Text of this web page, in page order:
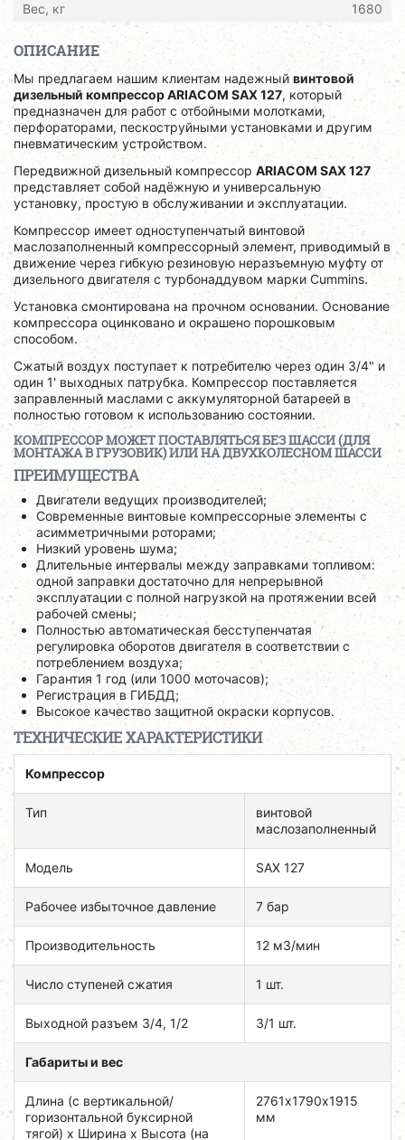
Вес, кг
1680
ОПИСАНИЕ
Мы предлагаем нашим клиентам надежныйвинтовой
дизельный компрессор ARIACOM SAX 127, который
предназначен для работ с отбойными молотками,
перфораторами, пескоструйными установками и другим
пневматическим устройством.
Передвижной дизельный компрессор ARIACOM SAX 127
представляет собой надёжную и универсальную
установку, простую в обслуживании и эксплуатации.
Компрессор имеет одноступенчатый винтовой
маслозаполненный компрессорный элемент, приводимый в
движение через гибкую резиновую неразъемную муфту от
дизельного двигателя с турбонаддувом марки Cummins.
Установка смонтирована на прочном основании. Основание
компрессора оцинковано и окрашено порошковым
способом.
Сжатый воздух поступает к потребителю через один 3/4" и
один 1' выходных патрубка. Компрессор поставляется
заправленный маслами с аккумуляторной батареей в
полностью готовом к использованию состоянии.
КОМПРЕССОР МОЖЕТ ПОСТАВЛЯТЬСЯ БЕЗ ШАССИ (ДЛЯ
МОНТАЖА В ГРУЗОВИК) ИЛИ НА ДВУХКОЛЕСНОМ ШАССИ
ПРЕИМУЩЕСТВА
Двигатели ведущих производителей;
Современные винтовые компрессорные элементы с
асимметричными роторами;
Низкий уровень шума;
Длительные интервалы между заправками топливом:
одной заправки достаточно для непрерывной
эксплуатации с полной нагрузкой на протяжении всей
рабочей смены;
Полностью автоматическая бесступенчатая
регулировка оборотов двигателя в соответствии с
потреблением воздуха;
Гарантия 1 год (или 1000 моточасов);
Регистрация в ГИБДД;
Высокое качество защитной окраски корпусов.
ТЕХНИЧЕСКИЕ ХАРАКТЕРИСТИКИ
Компрессор
Тип
винтовой
маслозаполненный
Модель SAX 127
Рабочее избыточное давление 7 бар
Производительность 12 м3/мин
Число ступеней сжатия 1 шт.
Выходной разъем 3/4, 1/2 3/1 шт.
Габариты и вес
Длина (с вертикальной/
горизонтальной буксирной
тягой) х Ширина х Высота (на
2761х1790х1915
мм